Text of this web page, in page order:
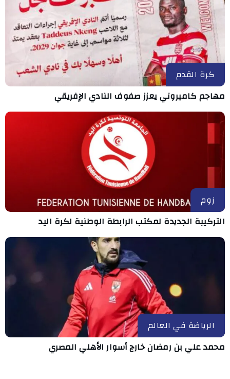
كرة القدم
مهاجم كاميروني يعزز صفوف النادي الإفريقي
زوم
التركيبة الجديدة لمكتب الرابطة الوطنية لكرة اليد
الرياضة في العالم
محمد علي بن رمضان خارج أسوار الأهلي المصري